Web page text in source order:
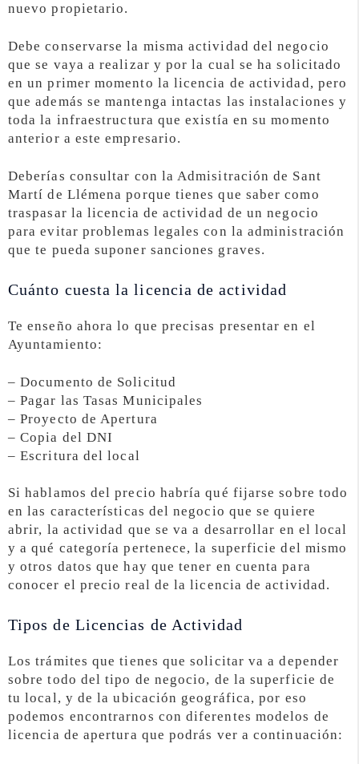
nuevo propietario.
Debe conservarse la misma actividad del negocio
que se vaya a realizar y por la cual se ha solicitado
en un primer momento la licencia de actividad, pero
que además se mantenga intactas las instalaciones y
toda la infraestructura que existía en su momento
anterior a este empresario.
Deberías consultar con la Admisitración de Sant
Martí de Llémena porque tienes que saber como
traspasar la licencia de actividad de un negocio
para evitar problemas legales con la administración
que te pueda suponer sanciones graves.
Cuánto cuesta la licencia de actividad
Te enseño ahora lo que precisas presentar en el
Ayuntamiento:
– Documento de Solicitud
– Pagar las Tasas Municipales
– Proyecto de Apertura
– Copia del DNI
– Escritura del local
Si hablamos del precio habría qué fijarse sobre todo
en las características del negocio que se quiere
abrir, la actividad que se va a desarrollar en el local
y a qué categoría pertenece, la superficie del mismo
y otros datos que hay que tener en cuenta para
conocer el precio real de la licencia de actividad.
Tipos de Licencias de Actividad
Los trámites que tienes que solicitar va a depender
sobre todo del tipo de negocio, de la superficie de
tu local, y de la ubicación geográfica, por eso
podemos encontrarnos con diferentes modelos de
licencia de apertura que podrás ver a continuación: